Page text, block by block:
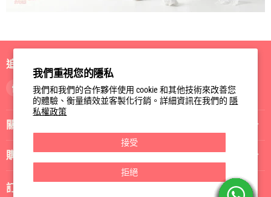
我們重視您的隱私
我們和我們的合作夥伴使用 cookie 和其他技術來改善您
的體驗、衡量績效並客製化行銷。詳細資訊在我們的 隱
私權政策
接受
拒絕
追蹤我們
找
到
我
找
到
我
郵
關於我們
購物指南
訂閱我們